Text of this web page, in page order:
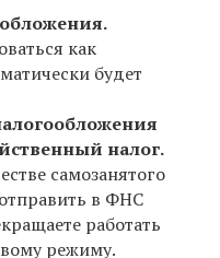
как
будет
налог.
самозанятого
в ФНС
работать
режиму.